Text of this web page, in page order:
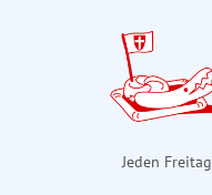
Jeden Freitag